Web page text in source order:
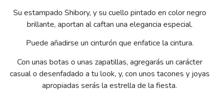
Su estampado Shibory, y su cuello pintado en color negro
brillante, aportan al caftan una elegancia especial.
Puede añadirse un cinturón que enfatice la cintura.
Con unas botas o unas zapatillas, agregarás un carácter
casual o desenfadado a tu look, y, con unos tacones y joyas
apropiadas serás la estrella de la fiesta.